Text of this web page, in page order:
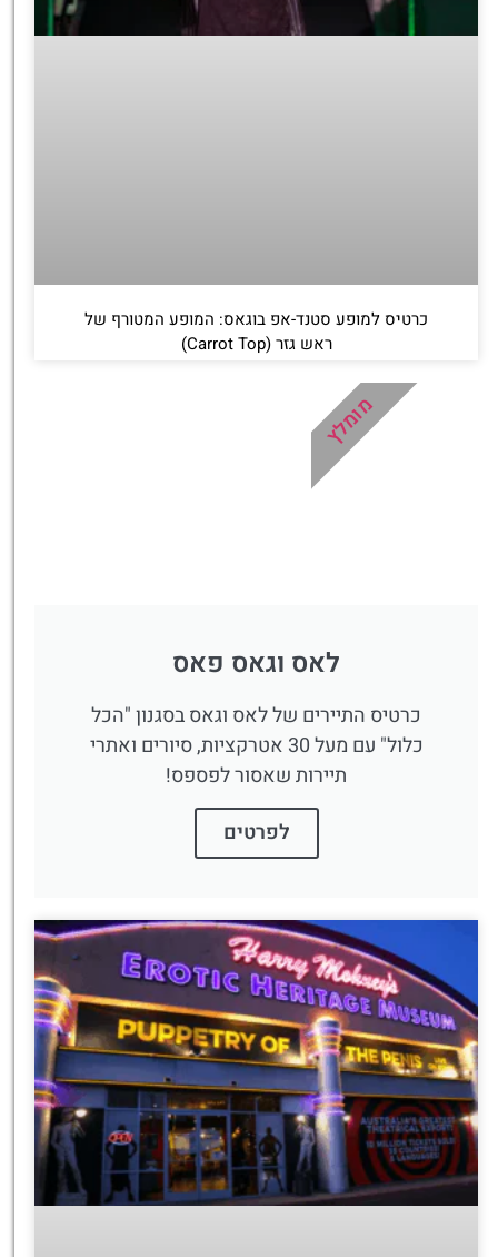
כרטיס למופע סטנד-אפ בוגאס: המופע המטורף של
ראש גזר (Carrot Top)
לאס וגאס פאס
כרטיס התיירים של לאס וגאס בסגנון "הכל
כלול" עם מעל 30 אטרקציות, סיורים ואתרי
תיירות שאסור לפספס!
לפרטים
מומלץ